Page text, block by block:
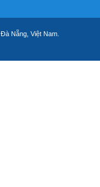
Nẵng, Việt Nam.